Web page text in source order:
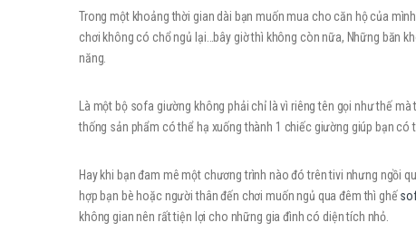
Trong một khoảng thời gian dài bạn muốn mua cho căn hộ của
chơi không có chổ ngủ lại…bây giờ thì không còn nữa, Những băn
năng.
Là một bộ sofa giường không phải chỉ là vì riêng tên gọi như thế
thống sản phẩm có thể hạ xuống thành 1 chiếc giường giúp bạn
Hay khi bạn đam mê một chương trình nào đó trên tivi nhưng ngồi
hợp bạn bè hoặc người thân đến chơi muốn ngủ qua đêm thì ghế
không gian nên rất tiện lợi cho những gia đình có diện tích nhỏ.